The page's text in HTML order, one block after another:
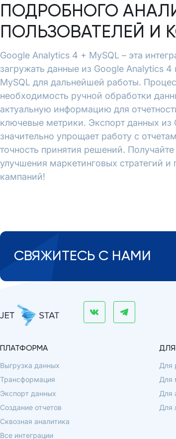
ПОДРОБНОГО
ПОЛЬЗОВАТЕЛЕЙ И
Google Analytics 4 + MySQL – эта
загружать данные из Google Analytics
MySQL для дальнейшей работы.
необходимость ручной обработки
актуальную информацию для
ключевые метрики. Экспорт данных из
значительно упрощает работу с
точность принятия решений.
улучшения маркетинговых стратегий
кампаний!
СВЯЖИТЕСЬ С НАМИ
ПЛАТФОРМА
Выгрузка данных
Трансформация
Экспорт данных
Создание отчетов
Сквозная аналитика
Все интеграции
ДЛЯ
Для
Для
Для
Для